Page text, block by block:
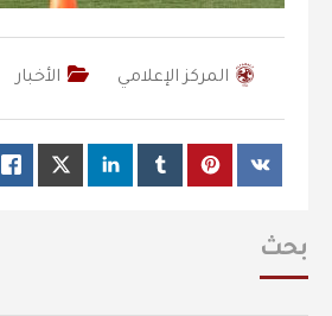
المركز الإعلامي الأخبار
بحث